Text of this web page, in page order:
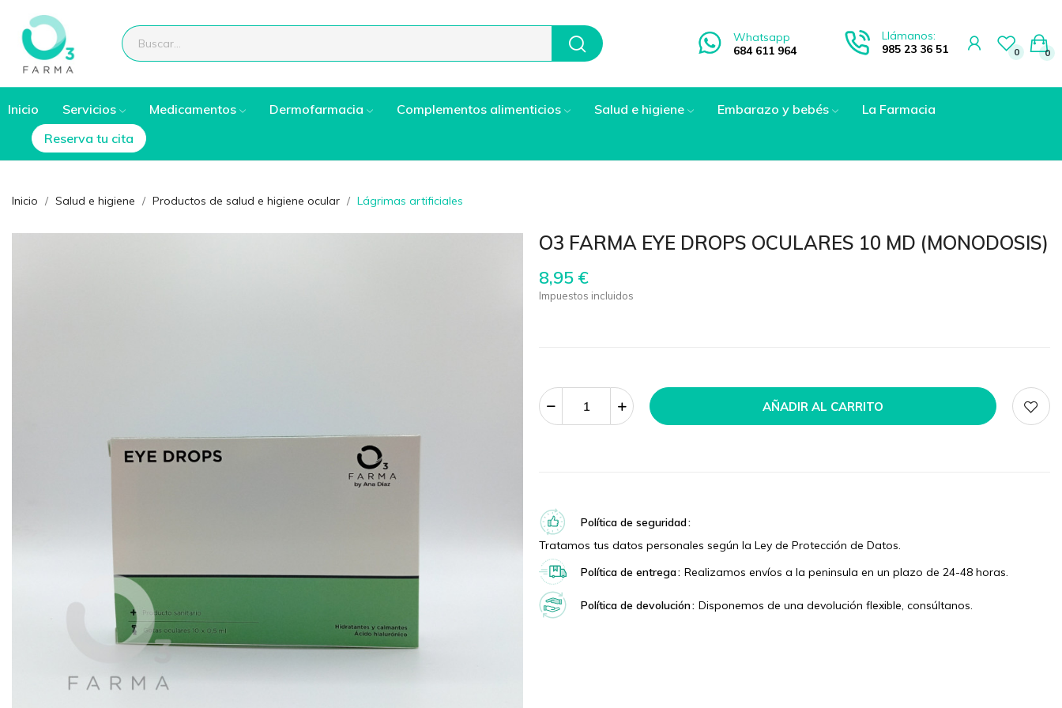
Whatsapp
684 611 964
Llámanos:
985 23 36 51
0 0
Inicio Servicios Medicamentos Dermofarmacia Complementos alimenticios Salud e higiene Embarazo y bebés
La Farmacia
Reserva tu cita
Inicio Salud e higiene Productos de salud e higiene ocular Lágrimas artificiales
O3 FARMA EYE DROPS OCULARES 10 MD (MONODOSIS)
8,95 €
Impuestos incluidos
AÑADIR AL CARRITO
Política de seguridad
Tratamos tus datos personales según la Ley de Protección de Datos.
Política de entrega Realizamos envíos a la peninsula en un plazo de 24-48 horas.
Política de devolución Disponemos de una devolución flexible, consúltanos.